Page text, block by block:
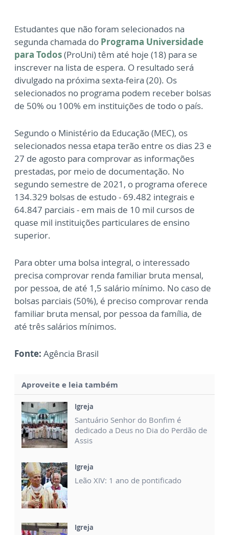
Estudantes que não foram selecionados na
segunda chamada do Programa Universidade
para Todos(ProUni) têm até hoje (18) para se
inscrever na lista de espera. O resultado será
divulgado na próxima sexta-feira (20). Os
selecionados no programa podem receber bolsas
de 50% ou 100% em instituições de todo o país.
Segundo o Ministério da Educação (MEC), os
selecionados nessa etapa terão entre os dias 23 e
27 de agosto para comprovar as informações
prestadas, por meio de documentação. No
segundo semestre de 2021, o programa oferece
134.329 bolsas de estudo - 69.482 integrais e
64.847 parciais - em mais de 10 mil cursos de
quase mil instituições particulares de ensino
superior.
Para obter uma bolsa integral, o interessado
precisa comprovar renda familiar bruta mensal,
por pessoa, de até 1,5 salário mínimo. No caso de
bolsas parciais (50%), é preciso comprovar renda
familiar bruta mensal, por pessoa da família, de
até três salários mínimos.
Fonte: Agência Brasil
Aproveite e leia também
Igreja
Santuário Senhor do Bonfim é
dedicado a Deus no Dia do Perdão de
Assis
Igreja
Leão XIV: 1 ano de pontificado
Igreja